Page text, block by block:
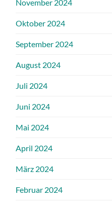
November 2024
Oktober 2024
September 2024
August 2024
Juli 2024
Juni 2024
Mai 2024
April 2024
März 2024
Februar 2024